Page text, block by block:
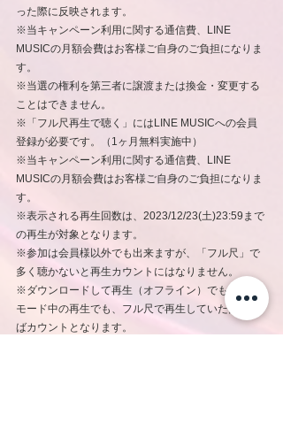
った際に反映されます。
※当キャンペーン利用に関する通信費、LINE
MUSICの月額会費はお客様ご自身のご負担になりま
す。
※当選の権利を第三者に譲渡または換金・変更する
ことはできません。
※「フル尺再生で聴く」にはLINE MUSICへの会員
登録が必要です。（1ヶ月無料実施中）
※当キャンペーン利用に関する通信費、LINE
MUSICの月額会費はお客様ご自身のご負担になりま
す。
※表示される再生回数は、2023/12/23(土)23:59まで
の再生が対象となります。
※参加は会員様以外でも出来ますが、「フル尺」で
多く聴かないと再生カウントにはなりません。
※ダウンロードして再生（オフライン）でも、機内
モード中の再生でも、フル尺で再生していただけれ
ばカウントとなります。